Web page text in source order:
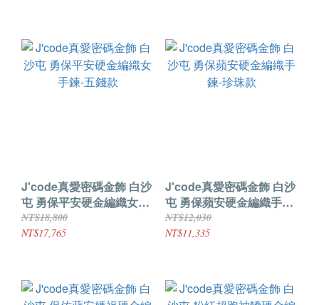
J'code真愛密碼金飾 白沙
屯 勇保平安硬金編織女手
鍊-五錢款
NT$18,800
NT$17,765
J'code真愛密碼金飾 白沙
屯 勇保蘋安硬金編織手鍊-
珍珠款
NT$12,030
NT$11,335